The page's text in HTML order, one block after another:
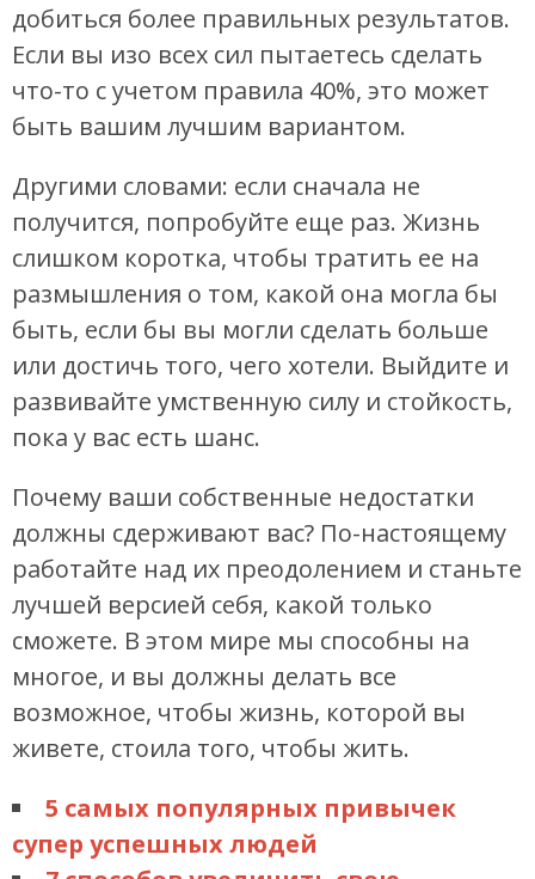
добиться более правильных результатов.
Если вы изо всех сил пытаетесь сделать
что-то с учетом правила 40%, это может
быть вашим лучшим вариантом.
Другими словами: если сначала не
получится, попробуйте еще раз. Жизнь
слишком коротка, чтобы тратить ее на
размышления о том, какой она могла бы
быть, если бы вы могли сделать больше
или достичь того, чего хотели. Выйдите и
развивайте умственную силу и стойкость,
пока у вас есть шанс.
Почему ваши собственные недостатки
должны сдерживают вас? По-настоящему
работайте над их преодолением и станьте
лучшей версией себя, какой только
сможете. В этом мире мы способны на
многое, и вы должны делать все
возможное, чтобы жизнь, которой вы
живете, стоила того, чтобы жить.
5 самых популярных привычек
супер успешных людей